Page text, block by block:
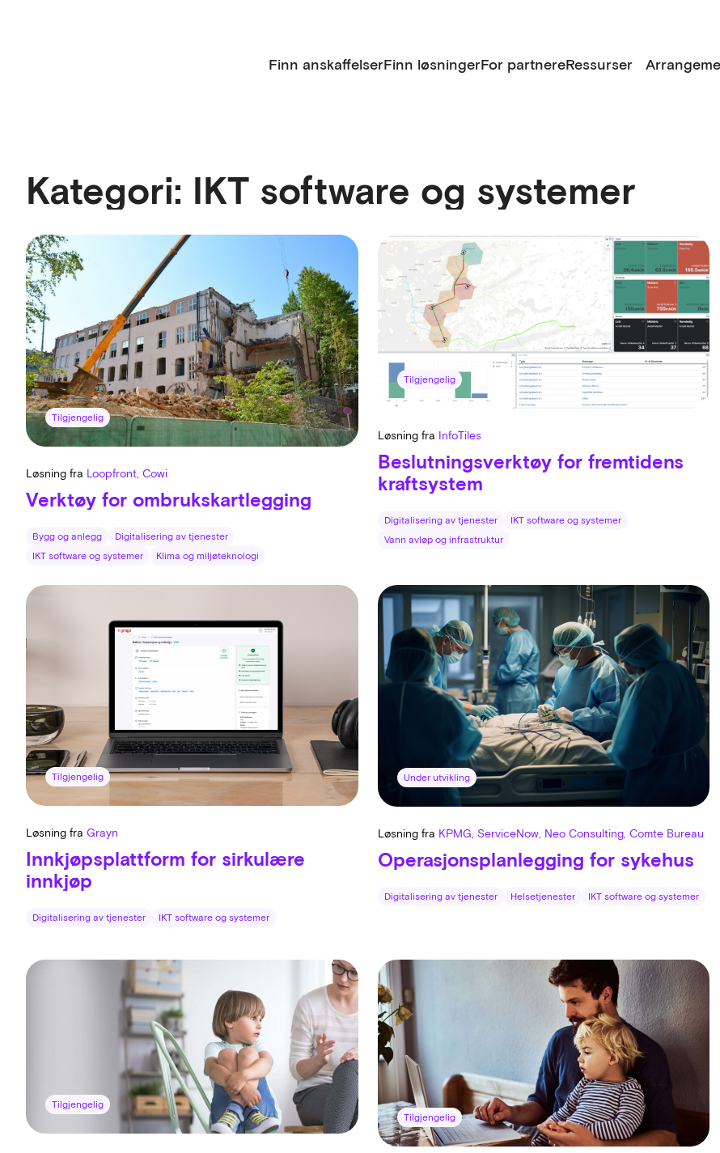
Finn anskaffelserFinn løsningerFor partnereRessurser
Kategori: IKT software og systemer
Tilgjengelig
Løsning fra Loopfront, Cowi
Verktøy for ombrukskartlegging
Bygg og anlegg
Digitalisering av tjenester
IKT software og systemer
Klima og miljøteknologi
Tilgjengelig
Løsning fra InfoTiles
Beslutningsverktøy for fremtidens
kraftsystem
Digitalisering av tjenester
IKT software og systemer
Vann avløp og infrastruktur
Tilgjengelig
Løsning fra Grayn
Innkjøpsplattform for sirkulære
innkjøp
Digitalisering av tjenester IKT software og systemer
Under utvikling
Løsning fra KPMG, ServiceNow, Neo Consulting, Comte Bureau
Operasjonsplanlegging for sykehus
Digitalisering av tjenester Helsetjenester IKT software og systemer
Tilgjengelig
Tilgjengelig